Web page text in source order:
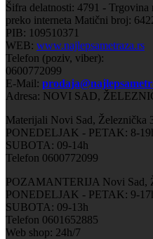
Šifra delatnosti: 4791 - Trgovina
preko interneta Matični broj:
PIB: 109510371
WEB: www.najlepsametraza.rs
Telefon (poziv, viber):
0600772099
E-Mail:
Adresa: NOVI SAD,
Materijali Novi Sad, Železnička
PONEDELJAK - PETAK: 8-
SUBOTA: 09-14h
Telefon 0600772099
POZAMANTERIJA Novi Sad,
PONEDELJAK - PETAK: 9-
SUBOTA: 09-13h
Telefon 0601652885
Web shop: 24h/7